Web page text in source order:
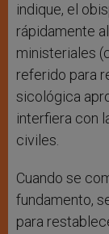
indique, el
rápidamente
ministeriales
referido para
sicológica
interfiera con
civiles.
Cuando se
fundamento,
para